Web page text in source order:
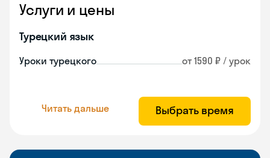
Услуги и цены
Турецкий язык
Уроки турецкого от 1590 ₽ / урок
Читать дальше Выбрать время